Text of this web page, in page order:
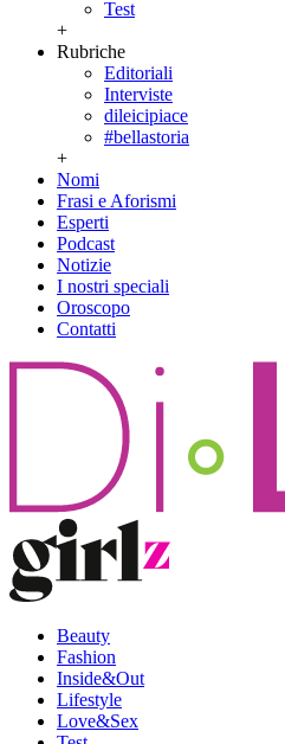
Test
+
Rubriche
Editoriali
Interviste
dileicipiace
#bellastoria
+
Nomi
Frasi e Aforismi
Esperti
Podcast
Notizie
I nostri speciali
Oroscopo
Contatti
Beauty
Fashion
Inside&Out
Lifestyle
Love&Sex